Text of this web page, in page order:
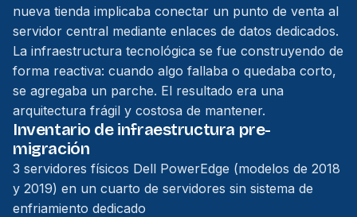
nueva tienda implicaba conectar un punto de venta al
servidor central mediante enlaces de datos dedicados.
La infraestructura tecnológica se fue construyendo de
forma reactiva: cuando algo fallaba o quedaba corto,
se agregaba un parche. El resultado era una
arquitectura frágil y costosa de mantener.
Inventario de infraestructura pre-
migración
3 servidores físicos Dell PowerEdge (modelos de 2018
y 2019) en un cuarto de servidores sin sistema de
enfriamiento dedicado